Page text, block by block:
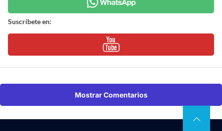
Suscríbete en:
Mostrar Comentarios